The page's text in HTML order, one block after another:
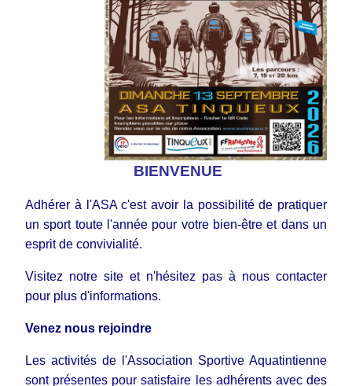
BIENVENUE
Adhérer à l'ASA c'est avoir la possibilité de pratiquer
un sport toute l'année pour votre bien-être et dans un
esprit de convivialité.
Visitez notre site et n'hésitez pas à nous contacter
pour plus d'informations.
Venez nous rejoindre
Les activités de l'Association Sportive Aquatintienne
sont présentes pour satisfaire les adhérents avec des